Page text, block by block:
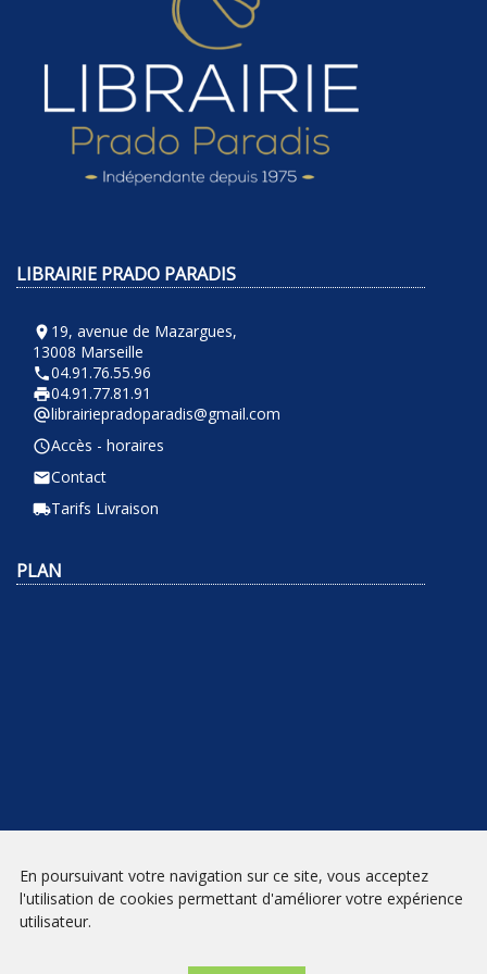
LIBRAIRIE PRADO PARADIS
room 19, avenue de Mazargues,
13008 Marseille
phone04.91.76.55.96
local_printshop04.91.77.81.91
alternate_emaillibrairiepradoparadis@gmail.com
query_builderAccès - horaires
emailContact
local_shippingTarifs Livraison
PLAN
NEWSLETTER
En poursuivant votre navigation sur ce site, vous acceptez
l'utilisation de cookies permettant d'améliorer votre expérience
utilisateur.